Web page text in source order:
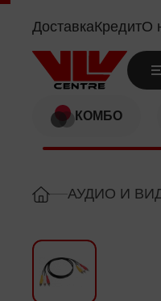
- AV1METR
ДоставкаКредитО
КОМБО
АУДИО И